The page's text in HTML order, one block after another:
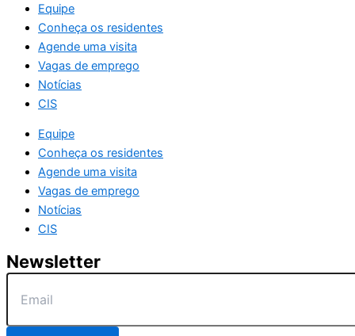
Equipe
Conheça os residentes
Agende uma visita
Vagas de emprego
Notícias
CIS
Equipe
Conheça os residentes
Agende uma visita
Vagas de emprego
Notícias
CIS
Newsletter